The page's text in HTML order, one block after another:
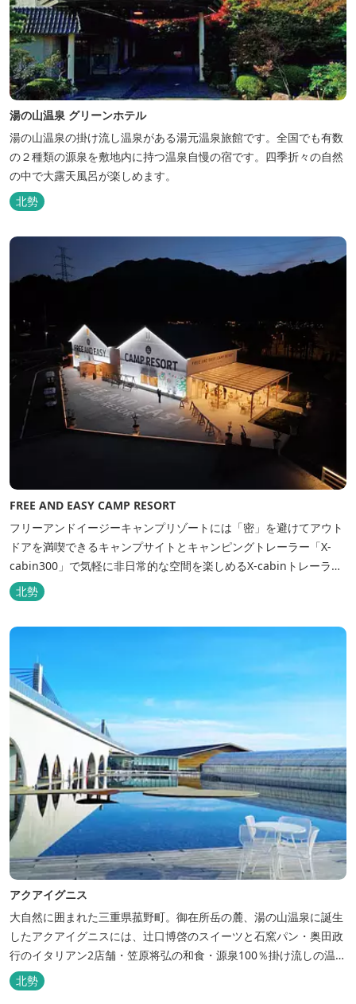
湯の山温泉 グリーンホテル
湯の山温泉の掛け流し温泉がある湯元温泉旅館です。全国でも有数
の２種類の源泉を敷地内に持つ温泉自慢の宿です。四季折々の自然
の中で大露天風呂が楽しめます。
北勢
FREE AND EASY CAMP RESORT
フリーアンドイージーキャンプリゾートには「密」を避けてアウト
ドアを満喫できるキャンプサイトとキャンピングトレーラー「X-
cabin300」で気軽に非日常的な空間を楽しめるX-cabinトレーラー
サイト、日帰り手ぶらBBQやドッグラン・ドッグサロン、貸切サウ
ナ施設などを完備、キャンプしながら併設している片岡温泉「アク
北勢
アクアイグニス
大自然に囲まれた三重県菰野町。御在所岳の麓、湯の山温泉に誕生
したアクアイグニスには、辻󠄀口博啓のスイーツと石窯パン・奥田政
行のイタリアン2店舗・笠原将弘の和食・源泉100％掛け流しの温
泉・宿泊棟・離れ宿・苺ハウス・ギャラリーなど、様々な『癒し』
と『食』が集結しております。 【『癒し』の追求 】 ◆源泉100%
北勢